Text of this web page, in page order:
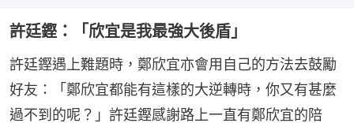
許廷鏗：「欣宜是我最強大後盾」
許廷鏗遇上難題時，鄭欣宜亦會用自己的方法去鼓勵
好友：「鄭欣宜都能有這樣的大逆轉時，你又有甚麼
過不到的呢？」許廷鏗感謝路上一直有鄭欣宜的陪